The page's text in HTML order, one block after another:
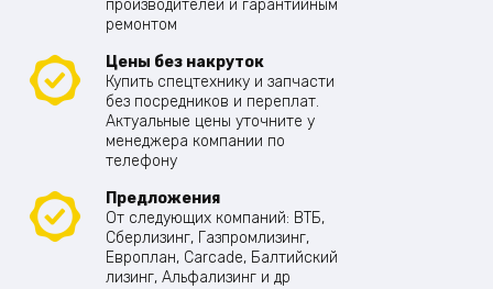
производителей и гарантийным
ремонтом
Цены без накруток
Купить спецтехнику и запчасти
без посредников и переплат.
Актуальные цены уточните у
менеджера компании по
телефону
Предложения
От следующих компаний: ВТБ,
Сберлизинг, Газпромлизинг,
Европлан, Carcade, Балтийский
лизинг, Альфализинг и др